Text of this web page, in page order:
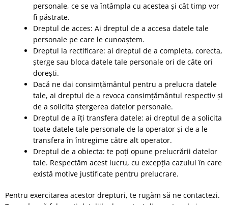
personale, ce se va întâmpla cu acestea și cât timp vor
fi păstrate.
Dreptul de acces: Ai dreptul de a accesa datele tale
personale pe care le cunoaștem.
Dreptul la rectificare: ai dreptul de a completa, corecta,
șterge sau bloca datele tale personale ori de câte ori
dorești.
Dacă ne dai consimțământul pentru a prelucra datele
tale, ai dreptul de a revoca consimțământul respectiv și
de a solicita ștergerea datelor personale.
Dreptul de a îți transfera datele: ai dreptul de a solicita
toate datele tale personale de la operator și de a le
transfera în întregime către alt operator.
Dreptul de a obiecta: te poți opune prelucrării datelor
tale. Respectăm acest lucru, cu excepția cazului în care
există motive justificate pentru prelucrare.
Pentru exercitarea acestor drepturi, te rugăm să ne contactezi.